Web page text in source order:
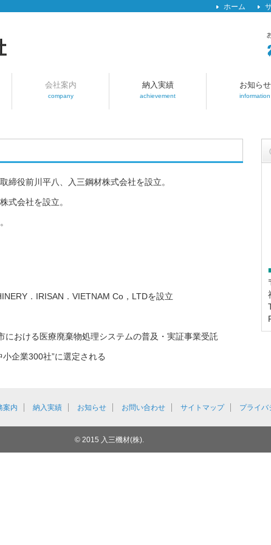
ホーム
会社案内
company
納入実績
achievement
お知らせ
information
締役前川平八、入三鋼材株式会社を設立。
式会社を設立。
．IRISAN．VIETNAM Co，LTDを設立
における医療廃棄物処理システムの普及・実証事業受託
企業300社”に選定される
案内 納入実績 お知らせ お問い合わせ サイトマップ プライバ
© 2015 入三機材(株).